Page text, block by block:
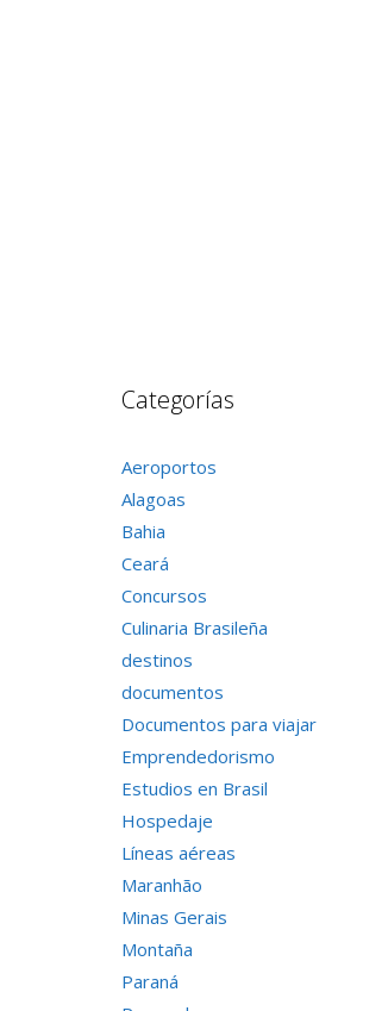
Categorías
Aeroportos
Alagoas
Bahia
Ceará
Concursos
Culinaria Brasileña
destinos
documentos
Documentos para viajar
Emprendedorismo
Estudios en Brasil
Hospedaje
Líneas aéreas
Maranhão
Minas Gerais
Montaña
Paraná